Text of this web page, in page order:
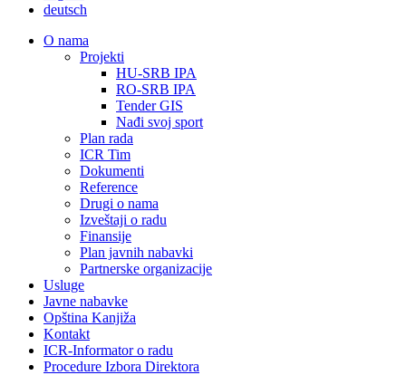
deutsch
О nama
Projekti
HU-SRB IPA
RO-SRB IPA
Tender GIS
Nađi svoj sport
Plan rada
ICR Tim
Dokumenti
Reference
Drugi o nama
Izveštaji o radu
Finansije
Plan javnih nabavki
Partnerske organizacije
Usluge
Javne nabavke
Opština Kanjiža
Kontakt
ICR-Informator o radu
Procedure Izbora Direktora